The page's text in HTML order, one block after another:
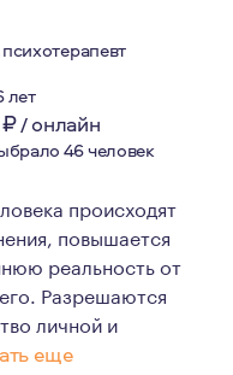
лет
₽/онлайн
46 человек
происходят
повышается
реальность от
Разрешаются
личной и
еще